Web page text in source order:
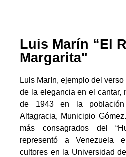
Luis Marín “El
Margarita"
Luis Marín, ejemplo del
de la elegancia en el cantar,
de 1943 en la
Altagracia, Municipio
más consagrados del
representó a Venezuela
cultores en la Universidad